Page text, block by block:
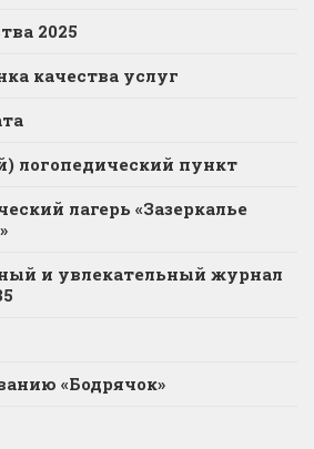
2025
качества услуг
логопедический пункт
лагерь «Зазеркалье
и увлекательный журнал
«Бодрячок»